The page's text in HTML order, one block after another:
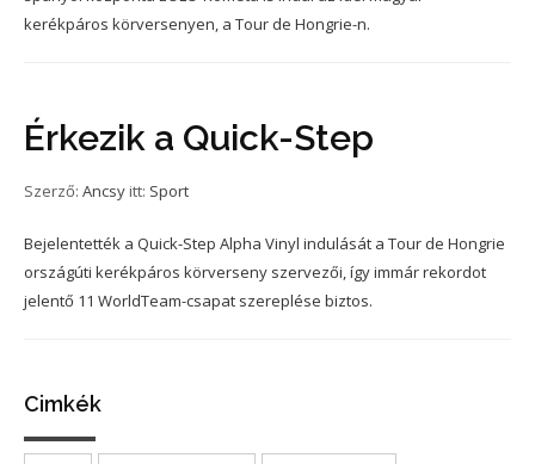
kerékpáros körversenyen, a Tour de Hongrie-n.
Érkezik a Quick-Step
Szerző: Ancsy itt: Sport
Bejelentették a Quick-Step Alpha Vinyl indulását a Tour de Hongrie
országúti kerékpáros körverseny szervezői, így immár rekordot
jelentő 11 WorldTeam-csapat szereplése biztos.
Cimkék